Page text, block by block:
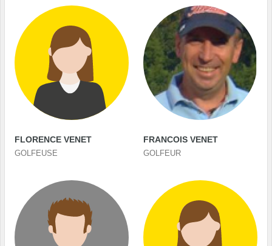
FLORENCE VENET
GOLFEUSE
FRANCOIS VENET
GOLFEUR